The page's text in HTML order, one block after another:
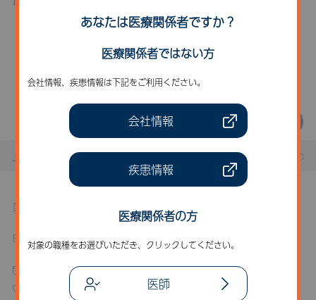
こちらのセミナー・講演会は
開催終了いたしました。
一覧に戻る
お知らせ セミナー・講演会 4月23日(
製品に関するお問い合わせ
BioMarin Pharmaceutical Japan 株式会社
お問い合わせフォーム
03-6837-0844
あなたは医療関係者ですか？
医療関係者ではない方
会社情報、疾患情報は下記をご利用ください。
会社情報
疾患情報
医療関係者の方
対象の職種をお選びいただき、クリックしてください。
医師